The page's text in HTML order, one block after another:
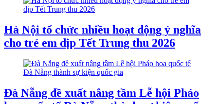
Hà Nội tổ chức nhiều hoạt động ý nghĩa
cho trẻ em dịp Tết Trung thu 2026
Đà Nẵng đề xuất nâng tầm Lễ hội Pháo